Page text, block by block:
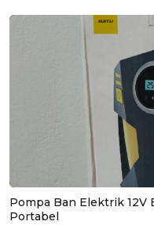
Pompa Ban Elektrik 12V
Portabel